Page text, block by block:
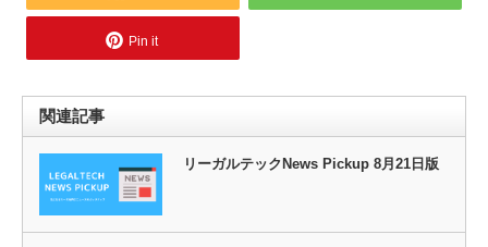
Pin it
関連記事
リーガルテックNews Pickup 8月21日版